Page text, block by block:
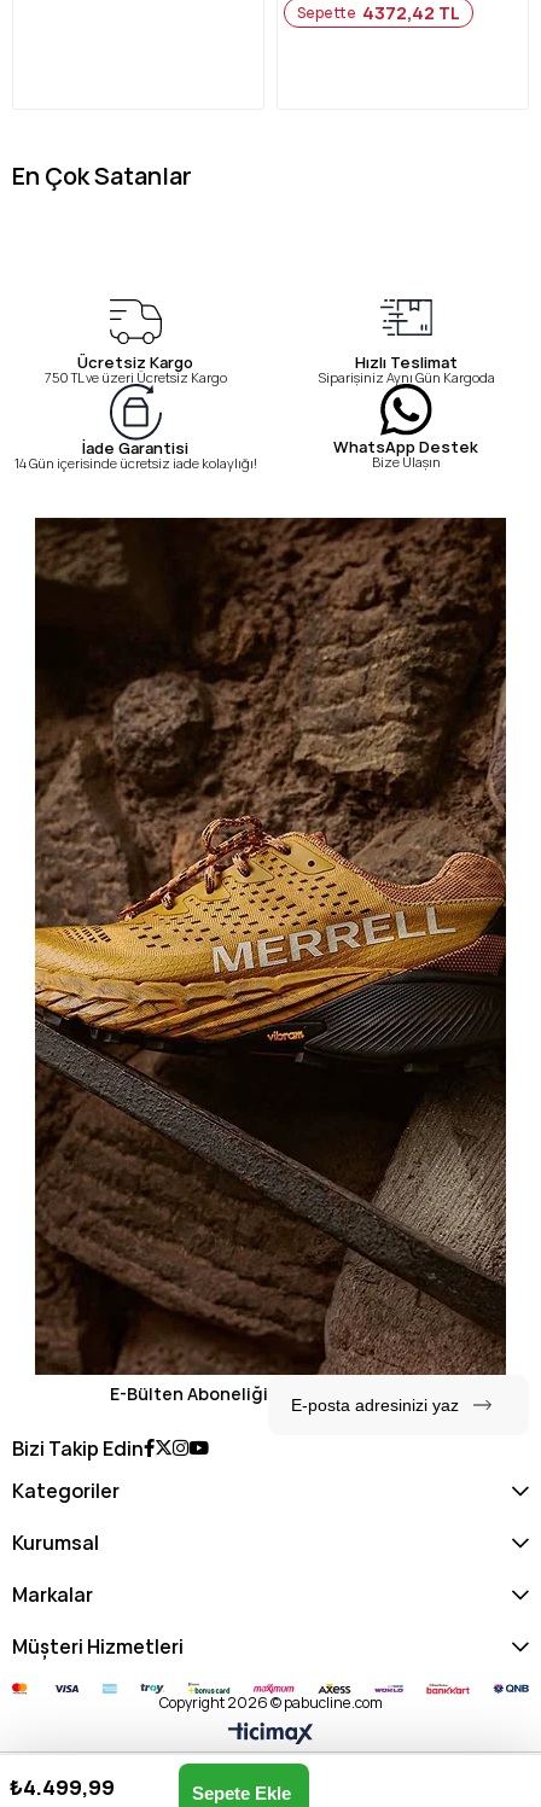
Sepette 4372,42 TL
En Çok Satanlar
Ücretsiz Kargo
750 TL ve üzeri Ücretsiz Kargo
Hızlı Teslimat
Siparişiniz Aynı Gün Kargoda
İade Garantisi
14 Gün içerisinde ücretsiz iade kolaylığı!
WhatsApp Destek
Bize Ulaşın
E-Bülten Aboneliği
Bizi Takip Edin
Kategoriler
Kurumsal
Markalar
Müşteri Hizmetleri
Copyright 2026 © pabucline.com
U.s. Polo Assn. Kadın Sırt Çantası US25110-SİYAH
₺4.499,99
Anasayfa Favorilerim